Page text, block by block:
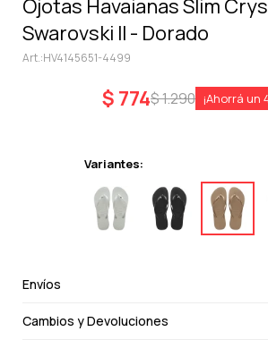
Ojotas Havaianas Slim
Swarovski II - Dorado
HV4145651-4499
$ 774$1.290
Variantes:
Envíos
Cambios y Devoluciones